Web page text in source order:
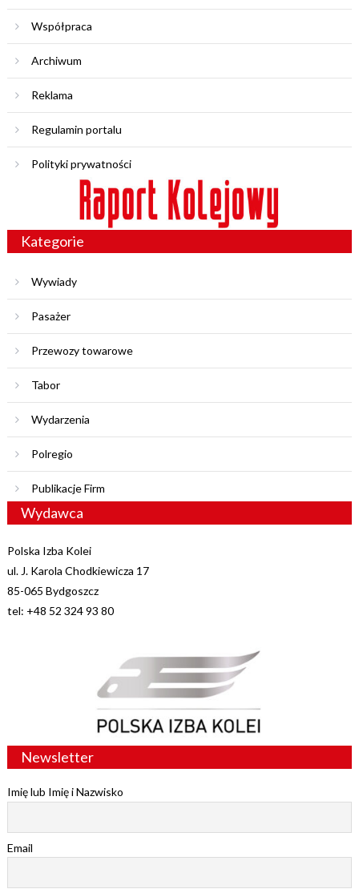
Współpraca
Archiwum
Reklama
Regulamin portalu
Polityki prywatności
Kategorie
Wywiady
Pasażer
Przewozy towarowe
Tabor
Wydarzenia
Polregio
Publikacje Firm
Wydawca
Polska Izba Kolei
ul. J. Karola Chodkiewicza 17
85-065 Bydgoszcz
tel: +48 52 324 93 80
Newsletter
Imię lub Imię i Nazwisko
Email